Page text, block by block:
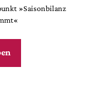
»Saisonbilanz